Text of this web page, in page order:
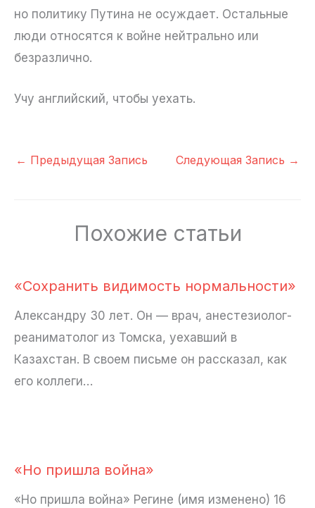
но политику Путина не осуждает. Остальные
люди относятся к войне нейтрально или
безразлично.
Учу английский, чтобы уехать.
← Предыдущая Запись Следующая Запись →
Похожие статьи
«Сохранить видимость нормальности»
Александру 30 лет. Он — врач, анестезиолог-
реаниматолог из Томска, уехавший в
Казахстан. В своем письме он рассказал, как
его коллеги…
«Но пришла война»
«Но пришла война» Регине (имя изменено) 16